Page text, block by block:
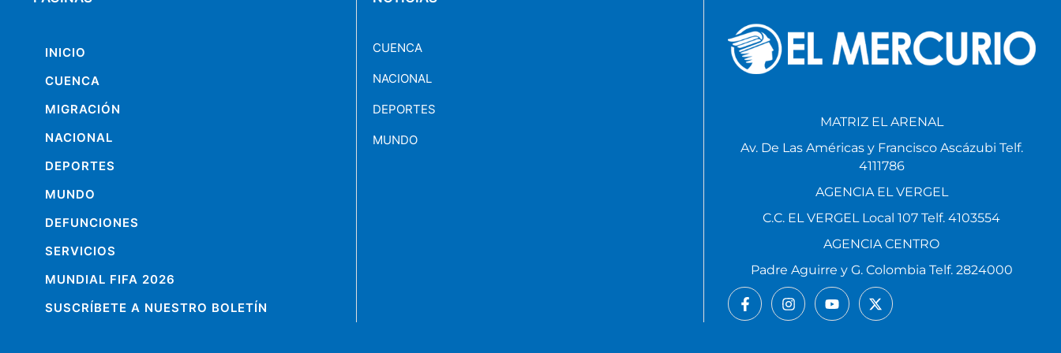
INICIO
CUENCA
MIGRACIÓN
NACIONAL
DEPORTES
MUNDO
DEFUNCIONES
SERVICIOS
MUNDIAL FIFA 2026
SUSCRÍBETE A NUESTRO BOLETÍN
CUENCA
NACIONAL
DEPORTES
MUNDO
MATRIZ EL ARENAL
Av. De Las Américas y Francisco Ascázubi Telf.
4111786
AGENCIA EL VERGEL
C.C. EL VERGEL Local 107 Telf. 4103554
AGENCIA CENTRO
Padre Aguirre y G. Colombia Telf. 2824000